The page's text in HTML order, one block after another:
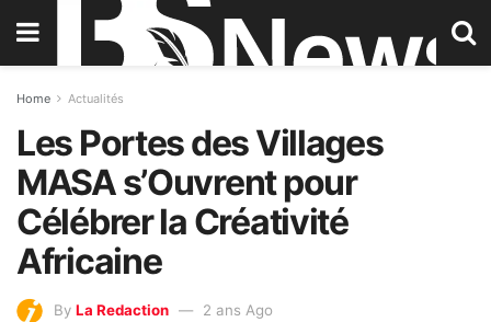
Home Actualités
Les Portes des Villages
MASA s’Ouvrent pour
Célébrer la Créativité
Africaine
By La Redaction 2 ans Ago